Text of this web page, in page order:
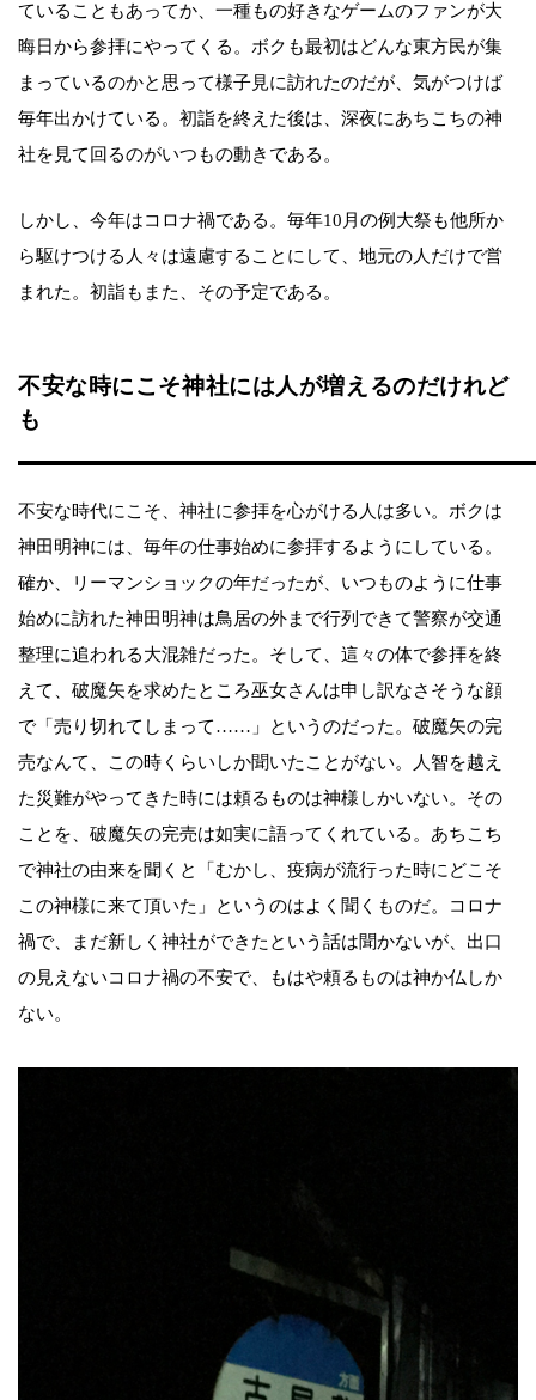
ていることもあってか、一種もの好きなゲームのファンが大
晦日から参拝にやってくる。ボクも最初はどんな東方民が集
まっているのかと思って様子見に訪れたのだが、気がつけば
毎年出かけている。初詣を終えた後は、深夜にあちこちの神
社を見て回るのがいつもの動きである。
しかし、今年はコロナ禍である。毎年10月の例大祭も他所か
ら駆けつける人々は遠慮することにして、地元の人だけで営
まれた。初詣もまた、その予定である。
不安な時にこそ神社には人が増えるのだけれど
も
不安な時代にこそ、神社に参拝を心がける人は多い。ボクは
神田明神には、毎年の仕事始めに参拝するようにしている。
確か、リーマンショックの年だったが、いつものように仕事
始めに訪れた神田明神は鳥居の外まで行列できて警察が交通
整理に追われる大混雑だった。そして、這々の体で参拝を終
えて、破魔矢を求めたところ巫女さんは申し訳なさそうな顔
で「売り切れてしまって……」というのだった。破魔矢の完
売なんて、この時くらいしか聞いたことがない。人智を越え
た災難がやってきた時には頼るものは神様しかいない。その
ことを、破魔矢の完売は如実に語ってくれている。あちこち
で神社の由来を聞くと「むかし、疫病が流行った時にどこそ
この神様に来て頂いた」というのはよく聞くものだ。コロナ
禍で、まだ新しく神社ができたという話は聞かないが、出口
の見えないコロナ禍の不安で、もはや頼るものは神か仏しか
ない。